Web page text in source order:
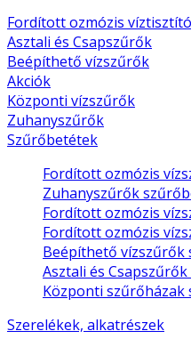
Fordított ozmózis
Asztali és Csapszűrők
Beépíthető vízszűrők
Akciók
Központi vízszűrők
Zuhanyszűrők
Szűrőbetétek
Fordított ozmózis
Zuhanyszűrők
Fordított ozmózis
Fordított ozmózis
Beépíthető vízszűrők
Asztali és
Központi szűrőházak
Szerelékek, alkatrészek